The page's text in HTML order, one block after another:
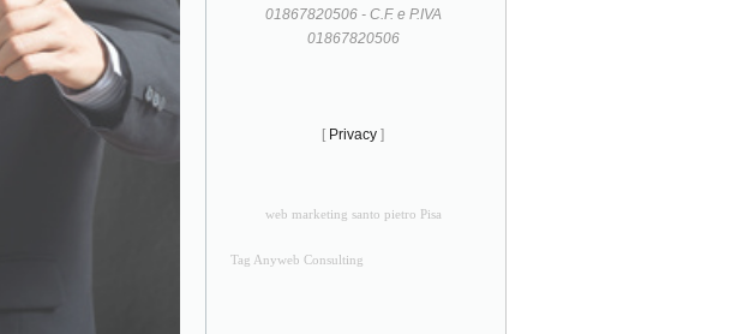
01867820506 - C.F. e P.IVA
01867820506
[ Privacy ]
web marketing santo pietro Pisa
Tag Anyweb Consulting